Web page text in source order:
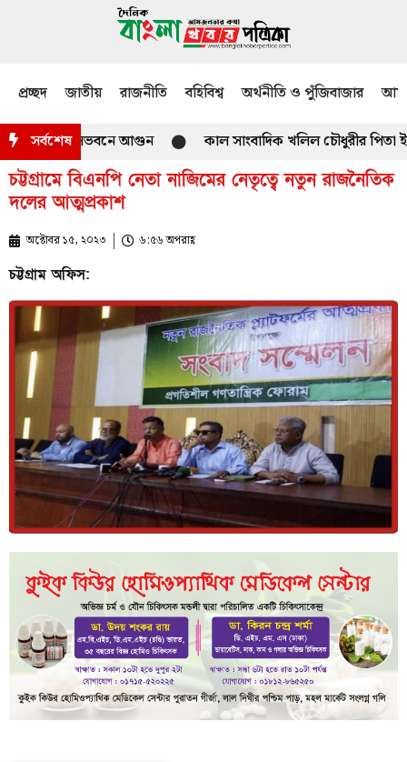
প্রচ্ছদ জাতীয় রাজনীতি বহিবিশ্ব অর্থনীতি ও পুঁজিবাজার
সর্বশেষ
বাসভবনে আগুন কাল সাংবাদিক খলিল চৌধুরীর পিতা
চট্টগ্রামে বিএনপি নেতা নাজিমের নেতৃত্বে নতুন রাজনৈতিক
দলের আত্মপ্রকাশ
অক্টোবর ১৫, ২০২৩ ৬:৫৬ অপরাহ্ণ
চট্টগ্রাম অফিস: